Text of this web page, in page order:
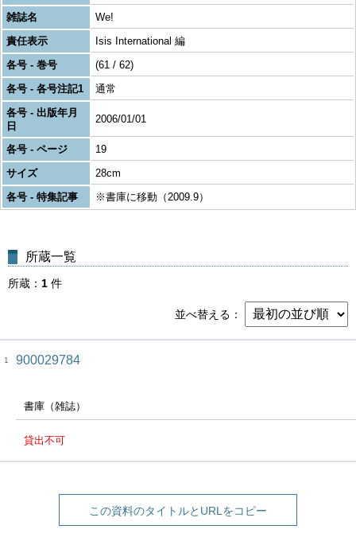
雑誌名
We!
責任表示
Isis International 編
各号 - 巻号
(61 / 62)
各号 - 各号注記1
通常
各号 - 出版年月
日
2006/01/01
各号 - ページ
19
サイズ
28cm
各号 - 特集記事
※書庫に移動（2009.9）
所蔵一覧
所蔵 1 件
並べ替える
1 900029784
書庫（雑誌）
貸出不可
この資料のタイトルとURLをコピー